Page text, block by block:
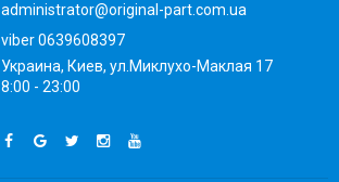
administrator@original-part.com.ua
viber 0639608397
Украина, Киев, ул.Миклухо-Маклая 17
8:00 - 23:00